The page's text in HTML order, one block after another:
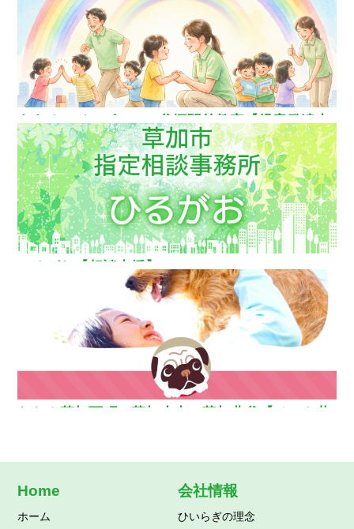
ああるレインボーDuo谷塚駅前教室【児童発達支
援】
ひるがお【相談支援】
Home
ホーム
会社情報
ひいらぎの理念